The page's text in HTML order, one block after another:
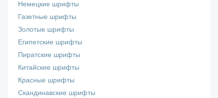
Немецкие шрифты
Газетные шрифты
Золотые шрифты
Египетские шрифты
Пиратские шрифты
Китайские шрифты
Красные шрифты
Скандинавские шрифты